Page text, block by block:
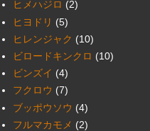
ヒメハジロ (2)
ヒヨドリ (5)
ヒレンジャク (10)
ビロードキンクロ (10)
ビンズイ (4)
フクロウ (7)
ブッポウソウ (4)
フルマカモメ (2)